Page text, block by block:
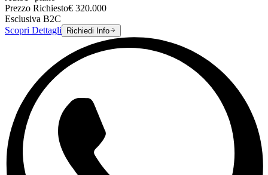
Prezzo Richiesto€ 320.000
Esclusiva B2C
Scopri Dettagli
Richiedi Info